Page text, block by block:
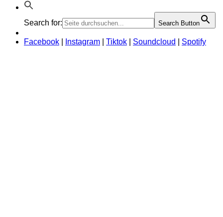
Search for: Search Button
Facebook Instagram Tiktok Soundcloud Spotify